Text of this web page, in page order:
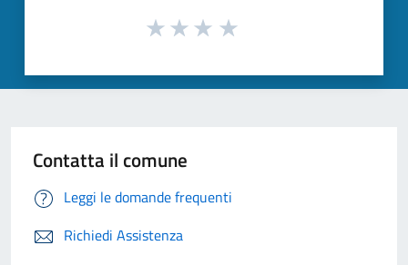
Contatta il comune
Leggi le domande frequenti
Richiedi Assistenza